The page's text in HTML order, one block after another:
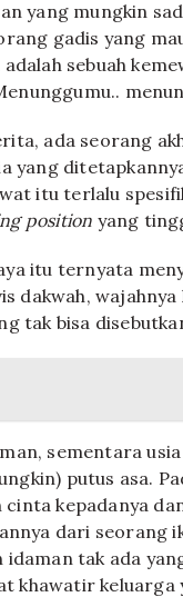
yang mungkin
gadis yang
sebuah
ada seorang
yang
itu terlalu
position yang
itu ternyata
dakwah,
tak bisa
sementara
putus asa.
kepadanya
dari seorang
idaman tak ada
khawatir keluarga